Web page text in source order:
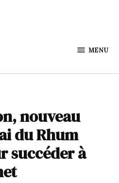
MENU
nouveau
du Rhum
succéder à